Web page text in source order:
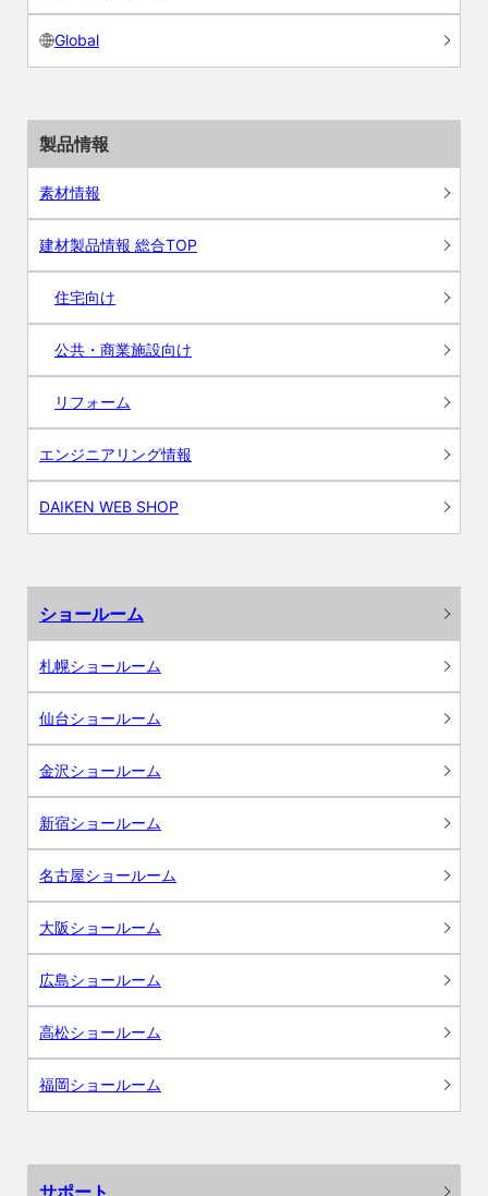
Global
製品情報
素材情報
建材製品情報 総合TOP
住宅向け
公共・商業施設向け
リフォーム
エンジニアリング情報
DAIKEN WEB SHOP
ショールーム
札幌ショールーム
仙台ショールーム
金沢ショールーム
新宿ショールーム
名古屋ショールーム
大阪ショールーム
広島ショールーム
高松ショールーム
福岡ショールーム
サポート